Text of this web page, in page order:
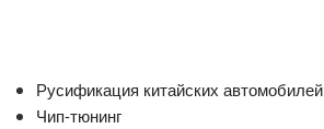
Русификация китайских автомобилей
Чип-тюнинг